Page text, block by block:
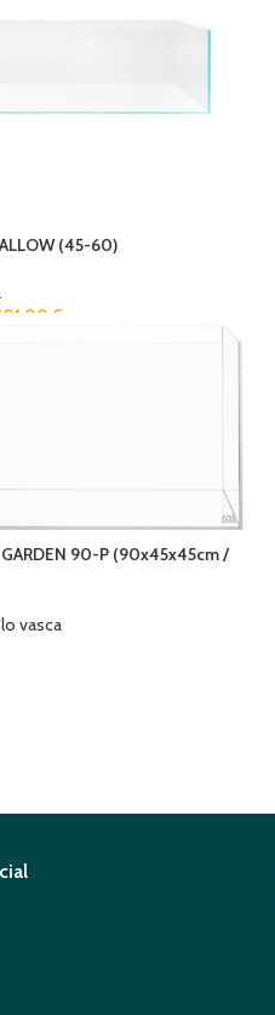
(45-60)
€
GARDEN 90-P (90x45x45cm /
vasca